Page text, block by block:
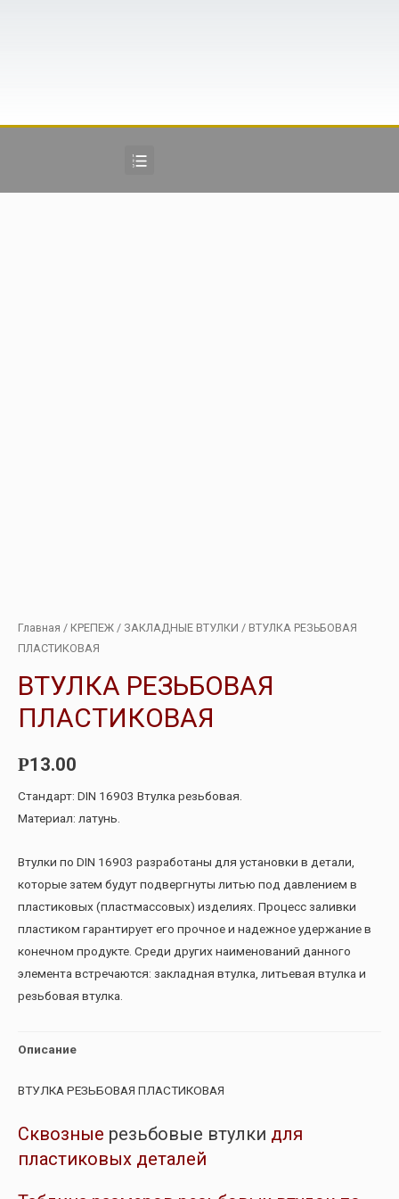
Главная / КРЕПЕЖ / ЗАКЛАДНЫЕ ВТУЛКИ / ВТУЛКА РЕЗЬБОВАЯ
ПЛАСТИКОВАЯ
ВТУЛКА РЕЗЬБОВАЯ
ПЛАСТИКОВАЯ
Р13.00
Стандарт: DIN 16903 Втулка резьбовая.
Материал: латунь.
Втулки по DIN 16903 разработаны для установки в детали,
которые затем будут подвергнуты литью под давлением в
пластиковых (пластмассовых) изделиях. Процесс заливки
пластиком гарантирует его прочное и надежное удержание в
конечном продукте. Среди других наименований данного
элемента встречаются: закладная втулка, литьевая втулка и
резьбовая втулка.
Описание
ВТУЛКА РЕЗЬБОВАЯ ПЛАСТИКОВАЯ
Сквозные резьбовые втулки для
пластиковых деталей